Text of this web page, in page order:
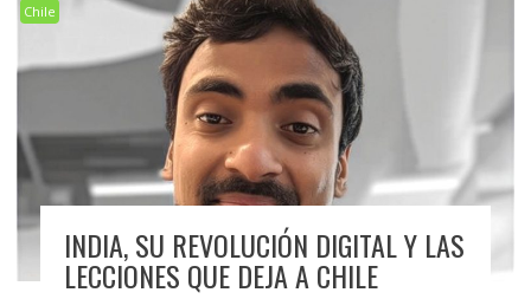
Chile
INDIA, SU REVOLUCIÓN DIGITAL Y LAS
LECCIONES QUE DEJA A CHILE